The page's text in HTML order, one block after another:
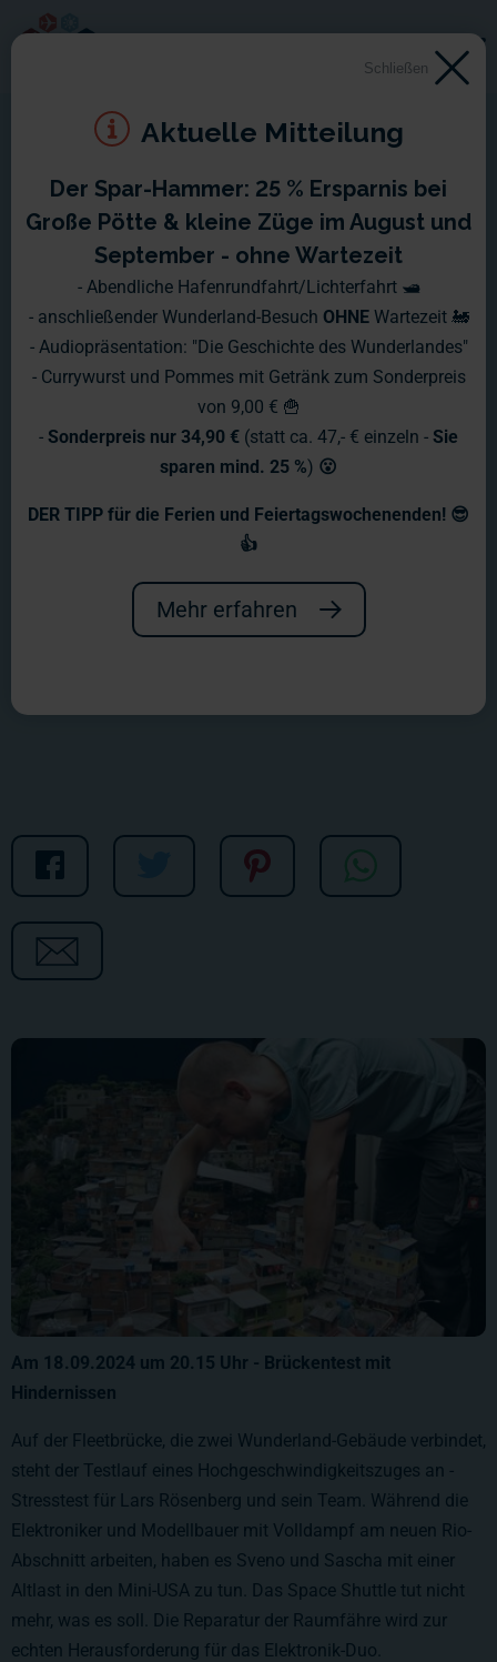
ntv: Miniatur Wunderland
Es warten spannende Doppel-Folgen
auf euch!
Am 18.09.2024 um 20.15 Uhr - Brückentest mit
Hindernissen
Auf der Fleetbrücke, die zwei Wunderland-Gebäude verbindet,
steht der Testlauf eines Hochgeschwindigkeitszuges an -
Stresstest für Lars Rösenberg und sein Team. Während die
Elektroniker und Modellbauer mit Volldampf am neuen Rio-
Abschnitt arbeiten, haben es Sveno und Sascha mit einer
Altlast in den Mini-USA zu tun. Das Space Shuttle tut nicht
mehr, was es soll. Die Reparatur der Raumfähre wird zur
echten Herausforderung für das Elektronik-Duo.
Schließen
Aktuelle Mitteilung
Der Spar-Hammer: 25 % Ersparnis bei
Große Pötte & kleine Züge im August und
September - ohne Wartezeit
- Abendliche Hafenrundfahrt/Lichterfahrt 🛥️
- anschließender Wunderland-Besuch OHNE Wartezeit 🚂
- Audiopräsentation: "Die Geschichte des Wunderlandes"
- Currywurst und Pommes mit Getränk zum Sonderpreis
von 9,00 € 🍟
- Sonderpreis nur 34,90 € (statt ca. 47,- € einzeln - Sie
sparen mind. 25 %) 😮
DER TIPP für die Ferien und Feiertagswochenenden! 😎
👍
Mehr erfahren